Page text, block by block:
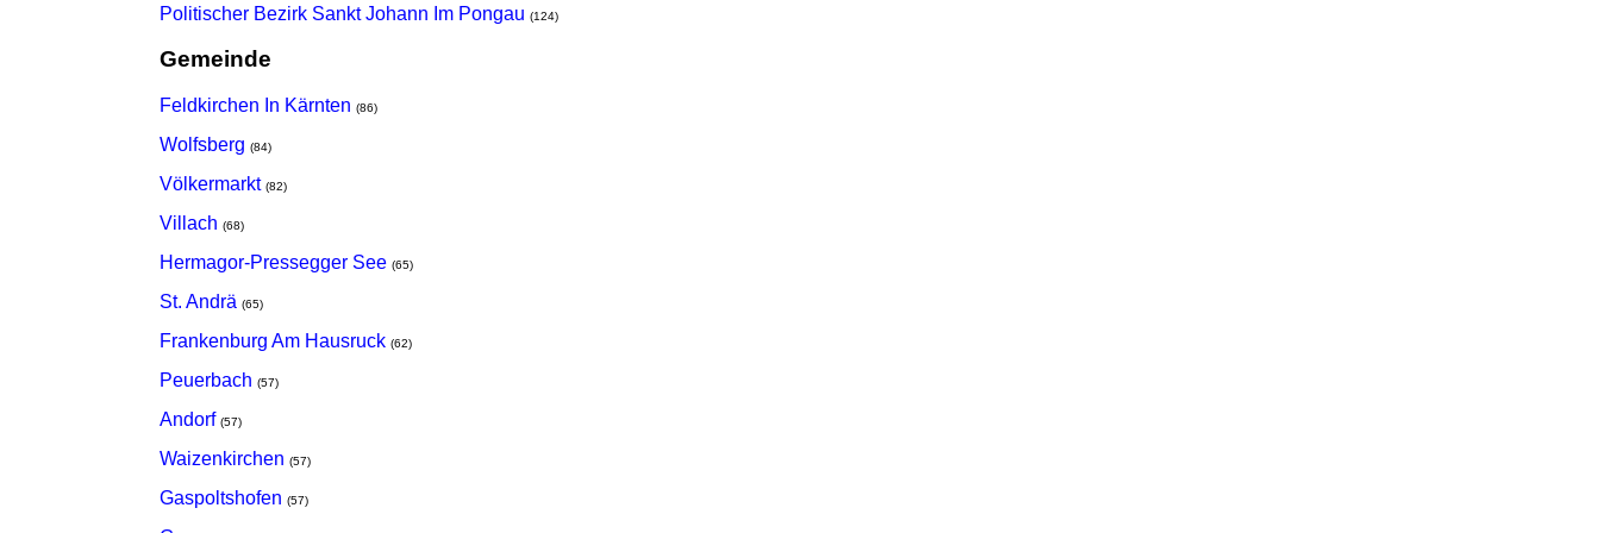
Politischer Bezirk Sankt Johann Im Pongau(124)
Gemeinde
Feldkirchen In Kärnten(86)
Wolfsberg(84)
Völkermarkt(82)
Villach(68)
Hermagor-Pressegger See(65)
St. Andrä(65)
Frankenburg Am Hausruck(62)
Peuerbach(57)
Andorf(57)
Waizenkirchen(57)
Gaspoltshofen(57)